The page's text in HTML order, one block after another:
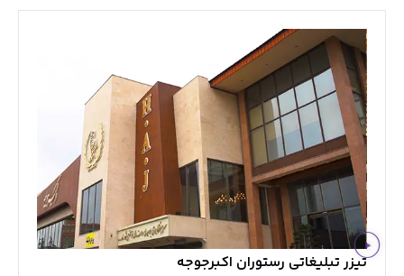
تیزر تبلیغاتی رستوران اکبرجوجه